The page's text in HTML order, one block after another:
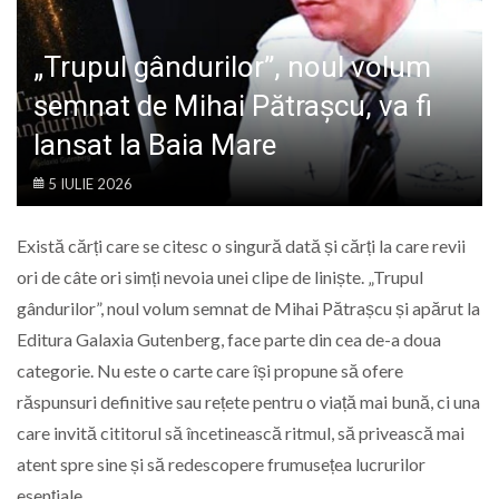
LIFE
„Trupul gândurilor”, noul volum
semnat de Mihai Pătrașcu, va fi
lansat la Baia Mare
5 IULIE 2026
Există cărți care se citesc o singură dată și cărți la care revii
ori de câte ori simți nevoia unei clipe de liniște. „Trupul
gândurilor”, noul volum semnat de Mihai Pătrașcu și apărut la
Editura Galaxia Gutenberg, face parte din cea de-a doua
categorie. Nu este o carte care își propune să ofere
răspunsuri definitive sau rețete pentru o viață mai bună, ci una
care invită cititorul să încetinească ritmul, să privească mai
atent spre sine și să redescopere frumusețea lucrurilor